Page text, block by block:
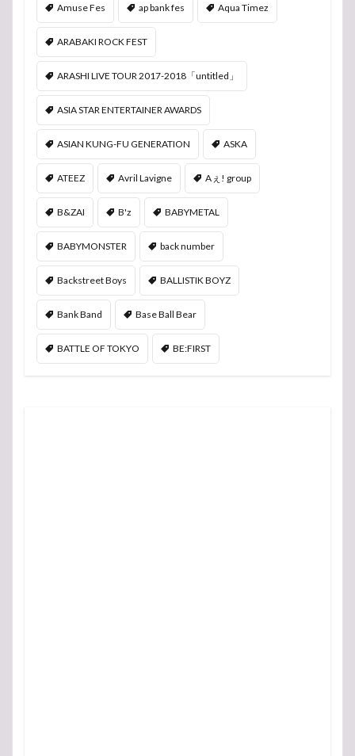
Amuse Fes ap bank fes Aqua Timez
ARABAKI ROCK FEST
ARASHI LIVE TOUR 2017-2018「untitled」
ASIA STAR ENTERTAINER AWARDS
ASIAN KUNG-FU GENERATION ASKA
ATEEZ Avril Lavigne Aぇ! group
B&ZAI B'z BABYMETAL
BABYMONSTER back number
Backstreet Boys BALLISTIK BOYZ
Bank Band Base Ball Bear
BATTLE OF TOKYO BE:FIRST